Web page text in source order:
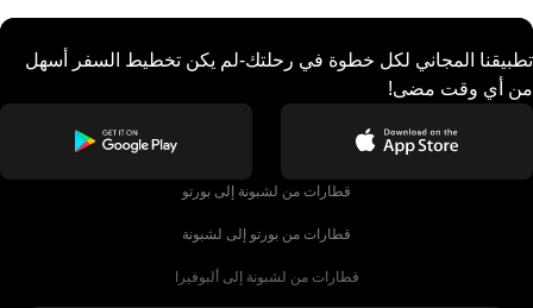
تطبيقنا المجاني لكل خطوة في رحلتك-لم يكن تخطيط السفر أسهل
من أي وقت مضى!
قطارات من لشبونة إلى بورتو
قطارات من بورتو إلى لشبونة
قطارات من لشبونة إلى ألبوفيرا